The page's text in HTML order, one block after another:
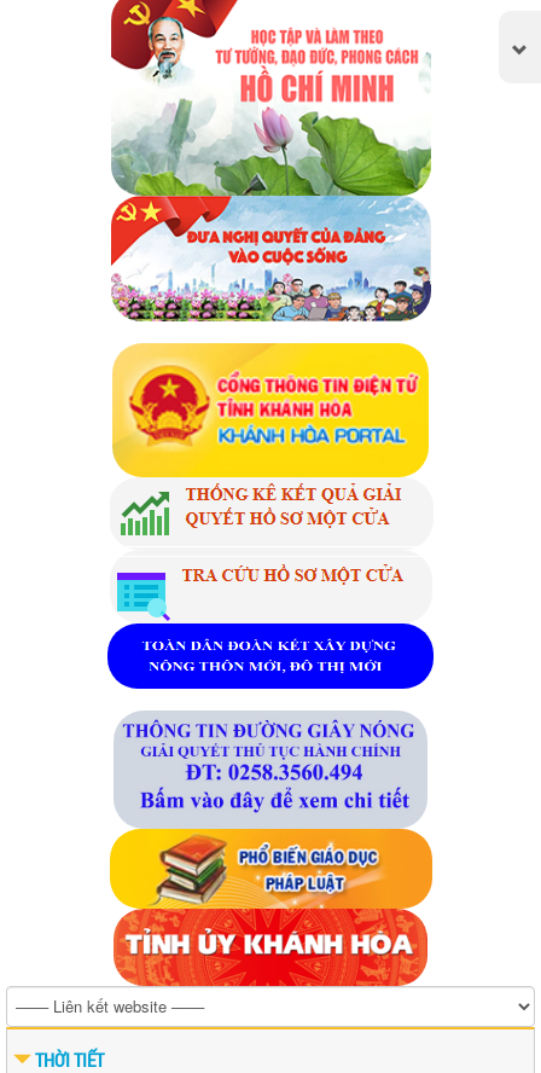
THỜI TIẾT